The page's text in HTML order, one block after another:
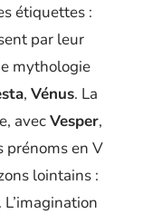
étiquettes :
par leur
mythologie
, Vénus. La
avecVesper,
prénoms en V
lointains :
. L’imagination